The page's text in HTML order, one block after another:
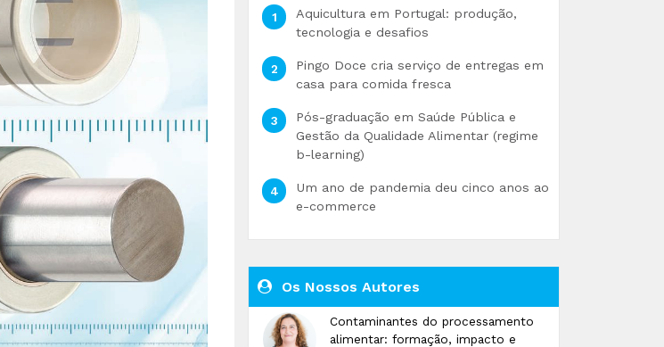
Aquicultura em Portugal: produção,
tecnologia e desafios
Pingo Doce cria serviço de entregas em
casa para comida fresca
Pós-graduação em Saúde Pública e
Gestão da Qualidade Alimentar (regime
b-learning)
Um ano de pandemia deu cinco anos ao
e-commerce
Os Nossos Autores
Contaminantes do processamento
alimentar: formação, impacto e